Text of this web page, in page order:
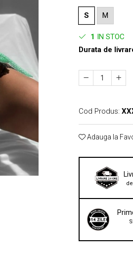
S M
1 IN STOC
Durata de
Cod Produs:
Adauga la